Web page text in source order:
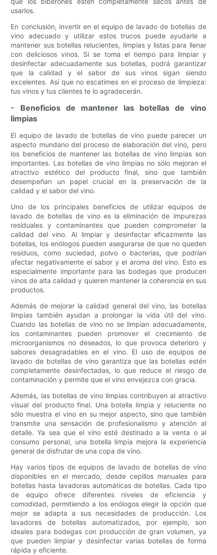
usarlos.
En conclusión, invertir en el equipo de lavado de botellas de
vino adecuado y utilizar estos trucos puede ayudarle a
mantener sus botellas relucientes, limpias y listas para llenar
con deliciosos vinos. Si se toma el tiempo para limpiar y
desinfectar adecuadamente sus botellas, podrá garantizar
que la calidad y el sabor de sus vinos sigan siendo
excelentes. Así que no escatimes en el proceso de limpieza:
tus vinos y tus clientes te lo agradecerán.
- Beneficios de mantener las botellas de vino
limpias
El equipo de lavado de botellas de vino puede parecer un
aspecto mundano del proceso de elaboración del vino, pero
los beneficios de mantener las botellas de vino limpias son
importantes. Las botellas de vino limpias no sólo mejoran el
atractivo estético del producto final, sino que también
desempeñan un papel crucial en la preservación de la
calidad y el sabor del vino.
Uno de los principales beneficios de utilizar equipos de
lavado de botellas de vino es la eliminación de impurezas
residuales y contaminantes que pueden comprometer la
calidad del vino. Al limpiar y desinfectar eficazmente las
botellas, los enólogos pueden asegurarse de que no queden
residuos, como suciedad, polvo o bacterias, que podrían
afectar negativamente el sabor y el aroma del vino. Esto es
especialmente importante para las bodegas que producen
vinos de alta calidad y quieren mantener la coherencia en sus
productos.
Además de mejorar la calidad general del vino, las botellas
limpias también ayudan a prolongar la vida útil del vino.
Cuando las botellas de vino no se limpian adecuadamente,
los contaminantes pueden promover el crecimiento de
microorganismos no deseados, lo que provoca deterioro y
sabores desagradables en el vino. El uso de equipos de
lavado de botellas de vino garantiza que las botellas estén
completamente desinfectadas, lo que reduce el riesgo de
contaminación y permite que el vino envejezca con gracia.
Además, las botellas de vino limpias contribuyen al atractivo
visual del producto final. Una botella limpia y reluciente no
sólo muestra el vino en su mejor aspecto, sino que también
transmite una sensación de profesionalismo y atención al
detalle. Ya sea que el vino esté destinado a la venta o al
consumo personal, una botella limpia mejora la experiencia
general de disfrutar de una copa de vino.
Hay varios tipos de equipos de lavado de botellas de vino
disponibles en el mercado, desde cepillos manuales para
botellas hasta lavadoras automáticas de botellas. Cada tipo
de equipo ofrece diferentes niveles de eficiencia y
comodidad, permitiendo a los enólogos elegir la opción que
mejor se adapta a sus necesidades de producción. Los
lavadores de botellas automatizados, por ejemplo, son
ideales para bodegas con producción de gran volumen, ya
que pueden limpiar y desinfectar varias botellas de forma
rápida y eficiente.